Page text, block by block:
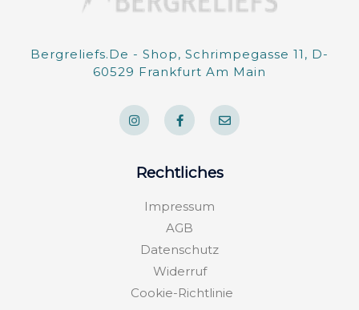
Bergreliefs.de - Shop, Schrimpegasse 11, D-
60529 Frankfurt Am Main
I
n
s
t
r
F
a
c
e
o
o
f
E
n
v
e
Rechtliches
Impressum
AGB
Datenschutz
Widerruf
Cookie-Richtlinie